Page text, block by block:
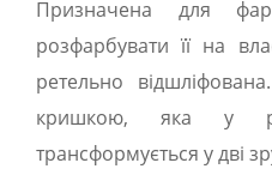
Призначена для
розфарбувати її на
ретельно
кришкою, яка у
трансформується у дві